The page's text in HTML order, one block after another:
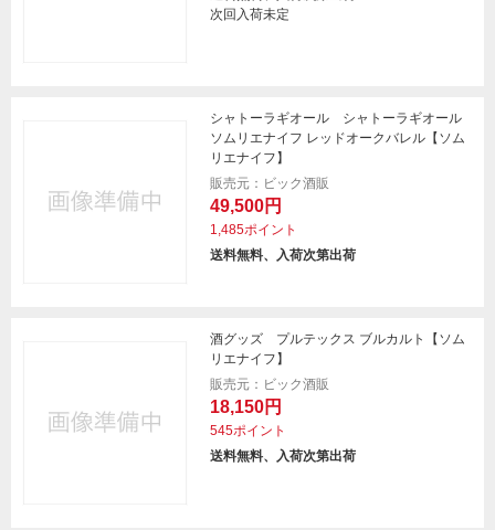
次回入荷未定
シャトーラギオール シャトーラギオール
ソムリエナイフ レッドオークバレル【ソム
リエナイフ】
販売元：ビック酒販
49,500円
1,485ポイント
送料無料、入荷次第出荷
酒グッズ プルテックス ブルカルト【ソム
リエナイフ】
販売元：ビック酒販
18,150円
545ポイント
送料無料、入荷次第出荷